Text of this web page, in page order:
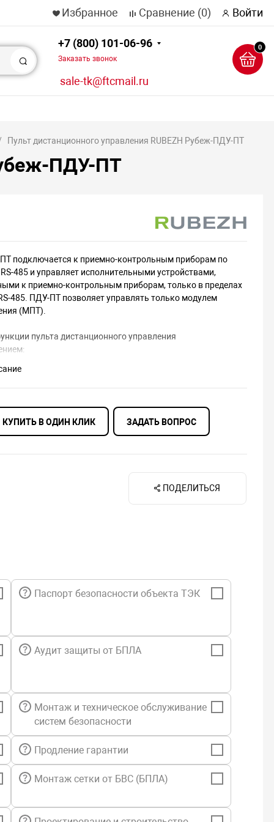
Избранное Сравнение (0) Войти
Поиск
+7 (800) 101-06-96
Заказать звонок
sale-tk@ftcmail.ru
0
Пульт дистанционного управления RUBEZH Рубеж-ПДУ-ПТ
ПДУ-ПТ
подключается к приемно-контрольным приборам по
485 и управляет исполнительными устройствами,
к приемно-контрольным приборам, только в пределах
485. ПДУ-ПТ позволяет управлять только модулем
(МПТ).
пульта дистанционного управления
и выключение МПТ;
или группой из ведущего и ведомых МПТ;
неисправностей МПТ;
индикация состояния приписанных к направлениям МПТ.
управляет МПТ по пяти направлениям. В каждое
могут быть приписаны не более 100 исполнительных
и до 99 ведомых, однако суммарное число МПТ на всех
Кнопка «Тест» предназначена для тестирования
кнопка «Звук» выключает текущую тревожную
быть приписан сразу к нескольким направлениям. В
возможность создания дублей направлений
485. Управление и индикация дублей являются
– направление-дубль управляется с любого ПДУ-ПТ, к
приписано, индикация состояния направления-дубля
между ПДУ-ПТ.
управления пожаротушением имеет следующие
индикаторы:
В, мигает с частотой 1 Гц при напряжении на вводе
КУПИТЬ В ОДИН КЛИК ЗАДАТЬ ВОПРОС
ПОДЕЛИТЬСЯ
Паспорт безопасности объекта ТЭК
Аудит защиты от БПЛА
Монтаж и техническое обслуживание
систем безопасности
Продление гарантии
Монтаж сетки от БВС (БПЛА)